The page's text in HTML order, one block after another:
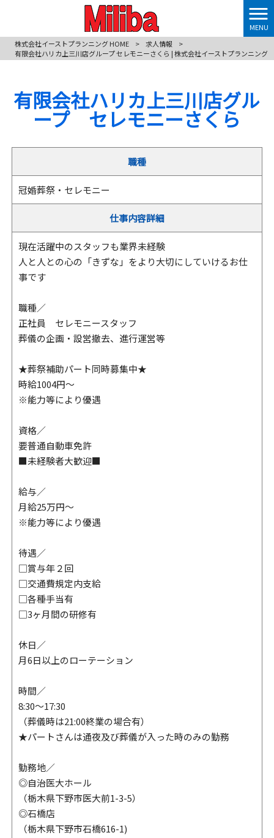
MENU
株式会社イーストプランニング HOME
> 求人情報
>
有限会社ハリカ上三川店グループ セレモニーさくら | 株式会社イーストプランニング
有限会社ハリカ上三川店グル
ープ セレモニーさくら
職種
冠婚葬祭・セレモニー
仕事内容詳細
現在活躍中のスタッフも業界未経験
人と人との心の「きずな」をより大切にしていけるお仕
事です
職種／
正社員 セレモニースタッフ
葬儀の企画・設営撤去、進行運営等
★葬祭補助パート同時募集中★
時給1004円〜
※能力等により優遇
資格／
要普通自動車免許
■未経験者大歓迎■
給与／
月給25万円～
※能力等により優遇
待遇／
□賞与年２回
□交通費規定内支給
□各種手当有
□3ヶ月間の研修有
休日／
月6日以上のローテーション
時間／
8:30〜17:30
（葬儀時は21:00終業の場合有）
★パートさんは通夜及び葬儀が入った時のみの勤務
勤務地／
◎自治医大ホール
（栃木県下野市医大前1-3-5）
◎石橋店
（栃木県下野市石橋616-1)